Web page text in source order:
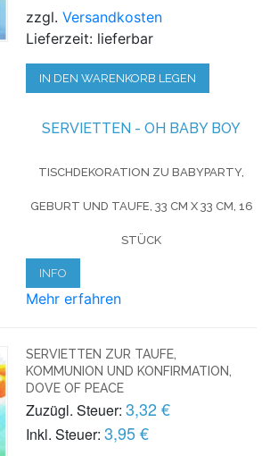
zzgl.Versandkosten
Lieferzeit: lieferbar
IN DEN WARENKORB LEGEN
SERVIETTEN - OH BABY BOY
TISCHDEKORATION ZU BABYPARTY,
GEBURT UND TAUFE, 33 CM X 33 CM, 16
STÜCK
INFO
Mehr erfahren
SERVIETTEN ZUR TAUFE,
KOMMUNION UND KONFIRMATION,
DOVE OF PEACE
Zuzügl. Steuer: 3,32 €
Inkl. Steuer: 3,95 €